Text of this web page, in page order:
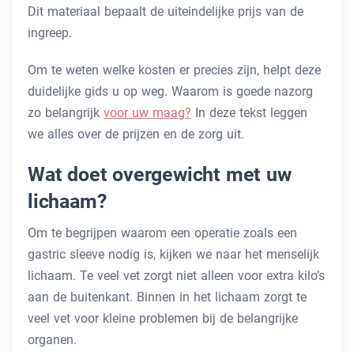
Dit materiaal bepaalt de uiteindelijke prijs van de
ingreep.
Om te weten welke kosten er precies zijn, helpt deze
duidelijke gids u op weg. Waarom is goede nazorg
zo belangrijk voor uw maag? In deze tekst leggen
we alles over de prijzen en de zorg uit.
Wat doet overgewicht met uw
lichaam?
Om te begrijpen waarom een operatie zoals een
gastric sleeve nodig is, kijken we naar het menselijk
lichaam. Te veel vet zorgt niet alleen voor extra kilo’s
aan de buitenkant. Binnen in het lichaam zorgt te
veel vet voor kleine problemen bij de belangrijke
organen.